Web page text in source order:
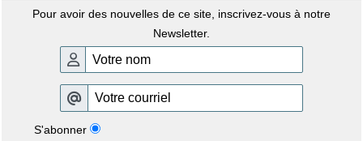
Pour avoir des nouvelles de ce site, inscrivez-vous à notre
Newsletter.
S'abonner